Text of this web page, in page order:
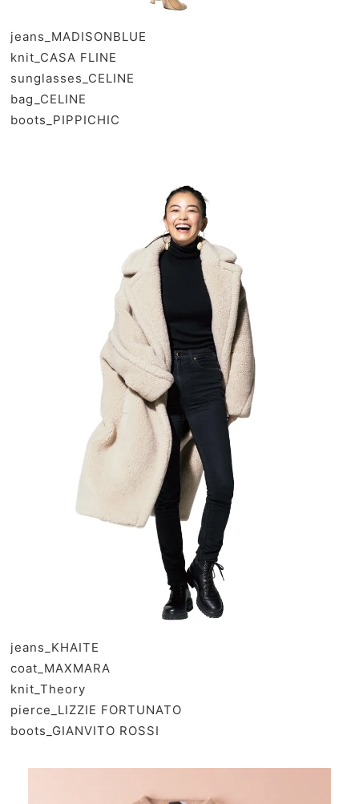
jeans_ MADISONBLUE
knit_ CASA FLINE
sunglasses_ CELINE
bag_ CELINE
boots_ PIPPICHIC
jeans_ KHAITE
coat_ MAXMARA
knit_ Theory
pierce_ LIZZIE FORTUNATO
boots_ GIANVITO ROSSI